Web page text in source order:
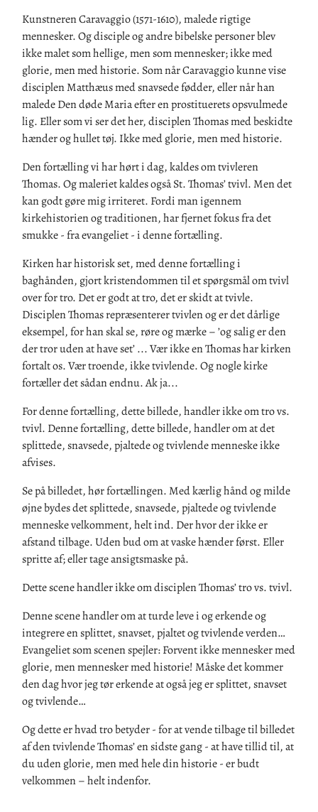
Kunstneren Caravaggio (1571-1610), malede rigtige
mennesker. Og disciple og andre bibelske personer blev
ikke malet som hellige, men som mennesker; ikke med
glorie, men med historie. Som når Caravaggio kunne vise
disciplen Matthæus med snavsede fødder, eller når han
malede Den døde Maria efter en prostituerets opsvulmede
lig. Eller som vi ser det her, disciplen Thomas med beskidte
hænder og hullet tøj. Ikke med glorie, men med historie.
Den fortælling vi har hørt i dag, kaldes om tvivleren
Thomas. Og maleriet kaldes også St. Thomas’ tvivl. Men det
kan godt gøre mig irriteret. Fordi man igennem
kirkehistorien og traditionen, har fjernet fokus fra det
smukke - fra evangeliet - i denne fortælling.
Kirken har historisk set, med denne fortælling i
baghånden, gjort kristendommen til et spørgsmål om tvivl
over for tro. Det er godt at tro, det er skidt at tvivle.
Disciplen Thomas repræsenterer tvivlen og er det dårlige
eksempel, for han skal se, røre og mærke – ’og salig er den
der tror uden at have set’ ... Vær ikke en Thomas har kirken
fortalt os. Vær troende, ikke tvivlende. Og nogle kirke
fortæller det sådan endnu. Ak ja...
For denne fortælling, dette billede, handler ikke om tro vs.
tvivl. Denne fortælling, dette billede, handler om at det
splittede, snavsede, pjaltede og tvivlende menneske ikke
afvises.
Se på billedet, hør fortællingen. Med kærlig hånd og milde
øjne bydes det splittede, snavsede, pjaltede og tvivlende
menneske velkomment, helt ind. Der hvor der ikke er
afstand tilbage. Uden bud om at vaske hænder først. Eller
spritte af; eller tage ansigtsmaske på.
Dette scene handler ikke om disciplen Thomas’ tro vs. tvivl.
Denne scene handler om at turde leve i og erkende og
integrere en splittet, snavset, pjaltet og tvivlende verden…
Evangeliet som scenen spejler: Forvent ikke mennesker med
glorie, men mennesker med historie! Måske det kommer
den dag hvor jeg tør erkende at også jeg er splittet, snavset
og tvivlende…
Og dette er hvad tro betyder - for at vende tilbage til billedet
af den tvivlende Thomas’ en sidste gang - at have tillid til, at
du uden glorie, men med hele din historie - er budt
velkommen – helt indenfor.